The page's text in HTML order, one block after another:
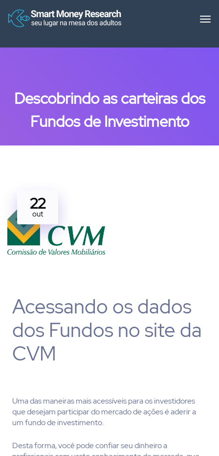
Descobrindo as carteiras dos
Fundos de Investimento
22
out
Acessando os dados
dos Fundos no site da
CVM
Uma das maneiras mais acessíveis para os investidores
que desejam participar do mercado de ações é aderir a
um fundo de investimento.
Desta forma, você pode confiar seu dinheiro a